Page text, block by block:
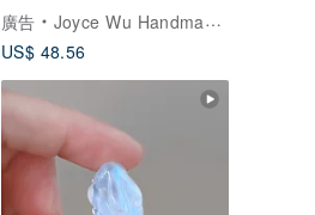
廣告
Joyce Wu Handmade Jewelry
US$ 48.56